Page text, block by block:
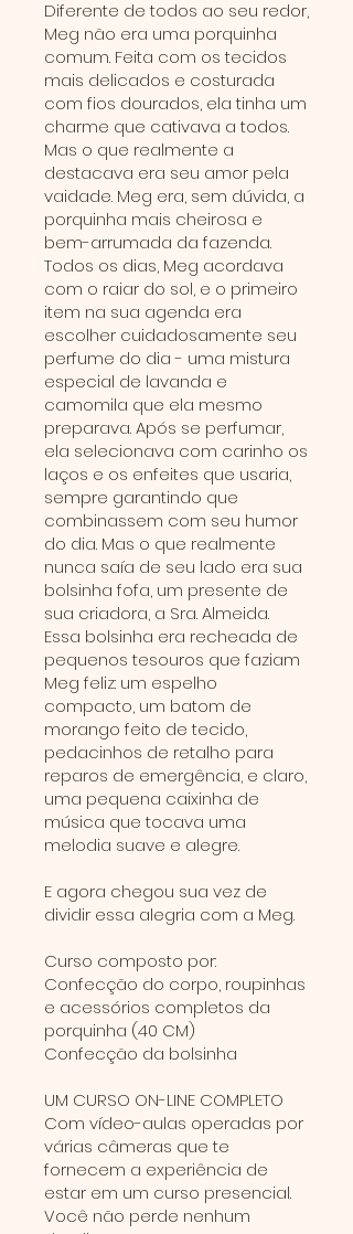
Diferente de todos ao seu redor,
Meg não era uma porquinha
comum. Feita com os tecidos
mais delicados e costurada
com fios dourados, ela tinha um
charme que cativava a todos.
Mas o que realmente a
destacava era seu amor pela
vaidade. Meg era, sem dúvida, a
porquinha mais cheirosa e
bem-arrumada da fazenda.
Todos os dias, Meg acordava
com o raiar do sol, e o primeiro
item na sua agenda era
escolher cuidadosamente seu
perfume do dia - uma mistura
especial de lavanda e
camomila que ela mesmo
preparava. Após se perfumar,
ela selecionava com carinho os
laços e os enfeites que usaria,
sempre garantindo que
combinassem com seu humor
do dia. Mas o que realmente
nunca saía de seu lado era sua
bolsinha fofa, um presente de
sua criadora, a Sra. Almeida.
Essa bolsinha era recheada de
pequenos tesouros que faziam
Meg feliz: um espelho
compacto, um batom de
morango feito de tecido,
pedacinhos de retalho para
reparos de emergência, e claro,
uma pequena caixinha de
música que tocava uma
melodia suave e alegre.
E agora chegou sua vez de
dividir essa alegria com a Meg.
Curso composto por:
Confecção do corpo, roupinhas
e acessórios completos da
porquinha (40 CM)
Confecção da bolsinha
UM CURSO ON-LINE COMPLETO
Com vídeo-aulas operadas por
várias câmeras que te
fornecem a experiência de
estar em um curso presencial.
Você não perde nenhum